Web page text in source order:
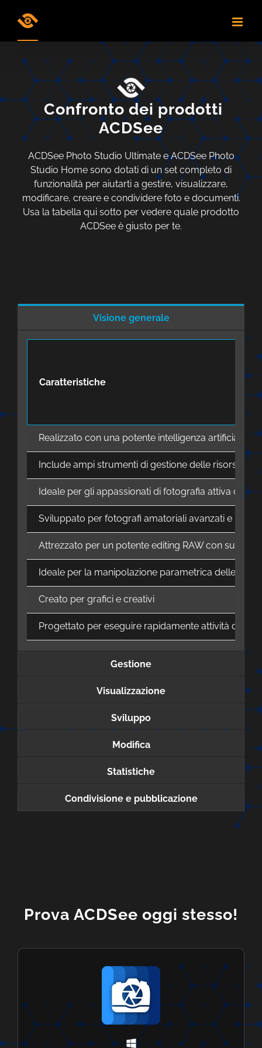
Confronto dei prodotti
ACDSee
ACDSee Photo Studio Ultimate e ACDSee Photo
Studio Home sono dotati di un set completo di
funzionalità per aiutarti a gestire, visualizzare,
modificare, creare e condividere foto e documenti.
Usa la tabella qui sotto per vedere quale prodotto
ACDSee è giusto per te.
Visione generale
Caratteristiche
Realizzato con una potente intelligenza artificiale
Include ampi strumenti di gestione delle risorse
Ideale per gli appassionati di fotografia attiva con
Sviluppato per fotografi amatoriali avanzati e
Attrezzato per un potente editing RAW con
Ideale per la manipolazione parametrica delle foto
Creato per grafici e creativi
Progettato per eseguire rapidamente attività di
Gestione
Visualizzazione
Sviluppo
Modifica
Statistiche
Condivisione e pubblicazione
Prova ACDSee oggi stesso!